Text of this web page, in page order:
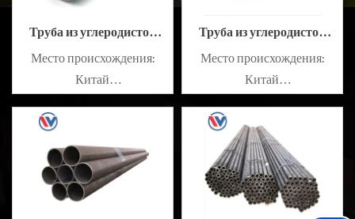
Труба из углеродистой
Место происхождения:
Китай
немасляный: немасляный
Сплав или нет: не сплав
Труба из углеродистой
Место происхождения:
Китай
немасляный: немасляный
Сплав или нет: не сплав